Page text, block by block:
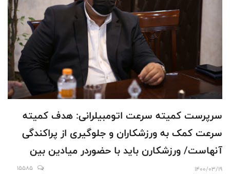
سرپرست کمیته سرعت اتومبیلرانی: هدف کمیته
سرعت کمک به ورزشکاران و جلوگیری از پراکندگی
آنهاست/ ورزشکارن باید با حضوردر میادین بین
المللی، دانش و تجربه کسب کنند
1400/03/19
15585